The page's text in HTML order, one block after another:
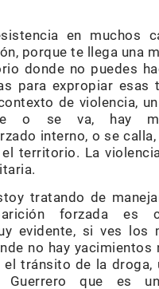
en muchos
porque te llega una
donde no puedes
para expropiar esas
de violencia,
o se va, hay
interno, o se calla,
territorio. La
tratando de
forzada es
evidente, si ves los
no hay yacimientos
tránsito de la droga,
Guerrero que es